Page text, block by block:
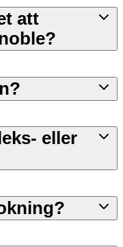
att
eller